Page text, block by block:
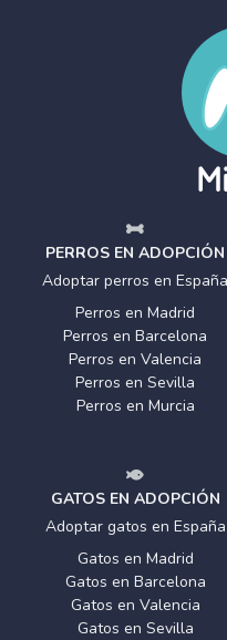
PERROS EN ADOPCIÓN
Adoptar perros en España
Perros en Madrid
Perros en Barcelona
Perros en Valencia
Perros en Sevilla
Perros en Murcia
GATOS EN ADOPCIÓN
Adoptar gatos en España
Gatos en Madrid
Gatos en Barcelona
Gatos en Valencia
Gatos en Sevilla